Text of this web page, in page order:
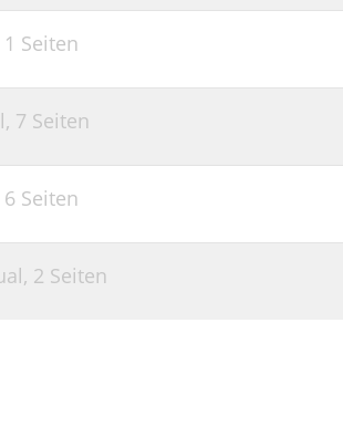
1 Seiten
7 Seiten
6 Seiten
2 Seiten